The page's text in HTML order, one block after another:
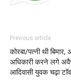
Previous article
कोरबा/पत्नी थी बिमार,
अधिकारी करने लगे
आदिवासी युवक चढ़ा